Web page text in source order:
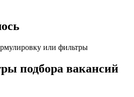
или фильтры
подбора вакансий